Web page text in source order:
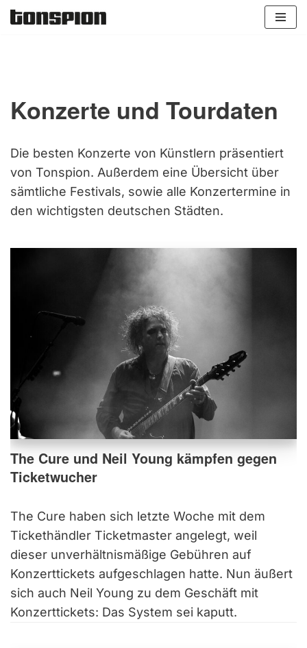
Konzerte und Tourdaten
Die besten Konzerte von Künstlern präsentiert
von Tonspion. Außerdem eine Übersicht über
sämtliche Festivals, sowie alle Konzertermine in
den wichtigsten deutschen Städten.
The Cure und Neil Young kämpfen gegen
Ticketwucher
The Cure haben sich letzte Woche mit dem
Tickethändler Ticketmaster angelegt, weil
dieser unverhältnismäßige Gebühren auf
Konzerttickets aufgeschlagen hatte. Nun äußert
sich auch Neil Young zu dem Geschäft mit
Konzerttickets: Das System sei kaputt.